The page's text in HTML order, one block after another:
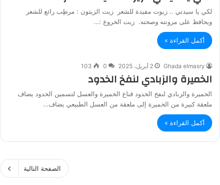
لكي يا سيدتي .. زيوت مفيدة للشعر زيت الزيتون : مرطِب رائع للشعر
ويحافظ على مرونته وصحته. زيت الخروع :…
أكمل القراءة »
Ghada elmasry 2 أبريل، 2025 0
103
الخميرة والزبادي لنفخ الخدود
الخميرة والزبادي لنفخ الخدود قناع الخميرة والعسل لتسمين الخدود يضاف
ملعقة كبيرة من الخميرة إلى ملعقة من العسل الطبيعي يضاف…
أكمل القراءة »
الصفحة التالية